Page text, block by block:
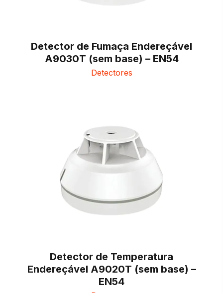
Detector de Fumaça Endereçável
A9030T (sem base) – EN54
Detectores
Detector de Temperatura
Endereçável A9020T (sem base) –
EN54